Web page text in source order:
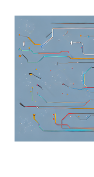
Zeige
grösseres
Bild